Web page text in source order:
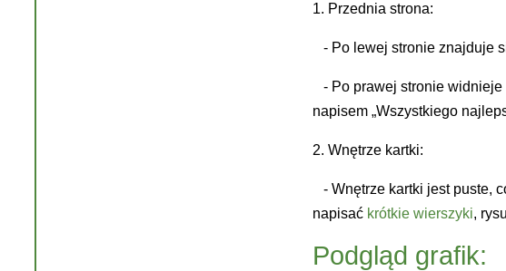
1. Przednia strona:
- Po lewej stronie znajduje
- Po prawej stronie widnieje
napisem „Wszystkiego
2. Wnętrze kartki:
- Wnętrze kartki jest puste,
napisać krótkie wierszyki,
Podgląd grafik: